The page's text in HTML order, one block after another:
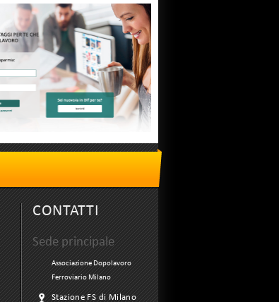
CONTATTI
Sede principale
Associazione Dopolavoro
Ferroviario Milano
Stazione FS di Milano